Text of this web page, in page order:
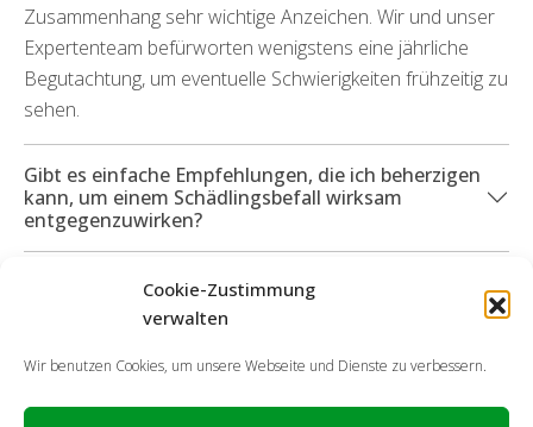
Cookie-Zustimmung
verwalten
Wir benutzen Cookies, um unsere Webseite und Dienste zu verbessern.
Zusammenhang sehr wichtige Anzeichen. Wir und unser
Expertenteam befürworten wenigstens eine jährliche
Begutachtung, um eventuelle Schwierigkeiten frühzeitig zu
sehen.
Gibt es einfache Empfehlungen, die ich beherzigen
kann, um einem Schädlingsbefall wirksam
entgegenzuwirken?
Welche Dienstleistungen kann ich in Anspruch
nehmen, wenn durch die Ungeziefer Folgeschäden
angefallen sind?